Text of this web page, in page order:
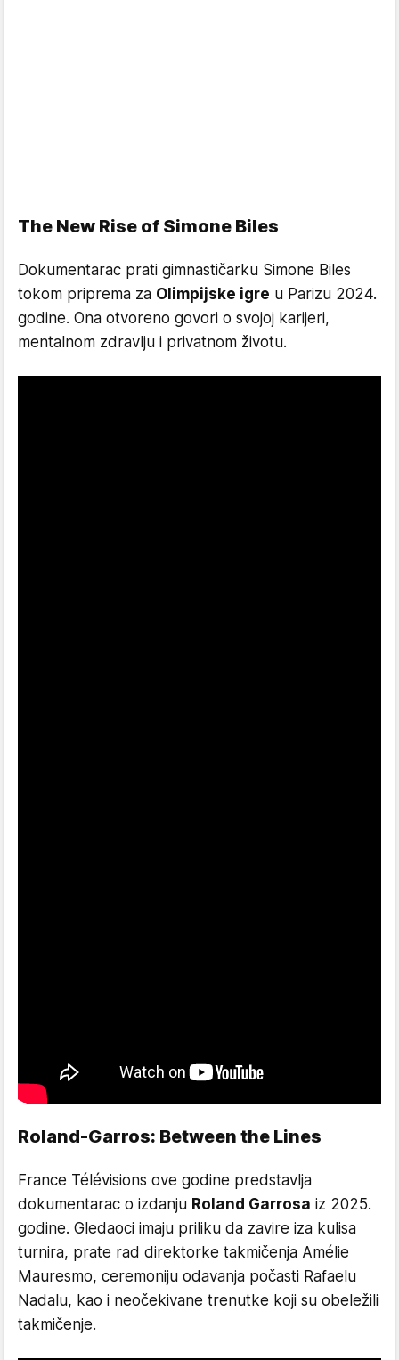
The New Rise of Simone Biles
Dokumentarac prati gimnastičarku Simone Biles
tokom priprema za Olimpijske igre u Parizu 2024.
godine. Ona otvoreno govori o svojoj karijeri,
mentalnom zdravlju i privatnom životu.
Roland-Garros: Between the Lines
France Télévisions ove godine predstavlja
dokumentarac o izdanju Roland Garrosa iz 2025.
godine. Gledaoci imaju priliku da zavire iza kulisa
turnira, prate rad direktorke takmičenja Amélie
Mauresmo, ceremoniju odavanja počasti Rafaelu
Nadalu, kao i neočekivane trenutke koji su obeležili
takmičenje.